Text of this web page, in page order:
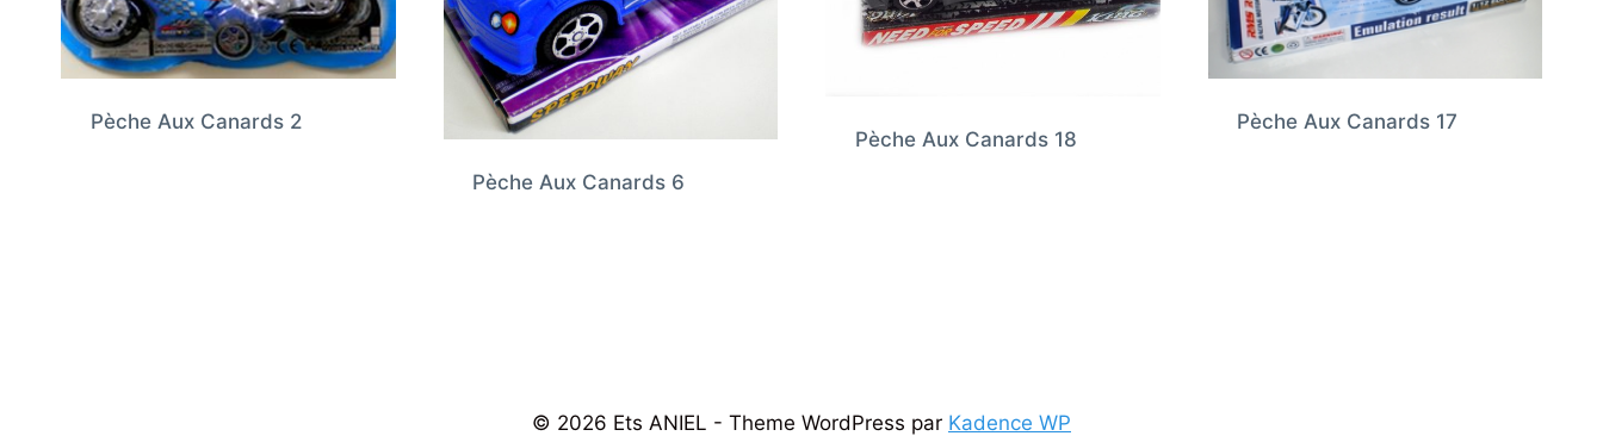
Pèche Aux Canards 2
Pèche Aux Canards 6
Pèche Aux Canards 18
Pèche Aux Canards 17
© 2026 Ets ANIEL - Theme WordPress par Kadence WP